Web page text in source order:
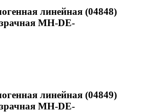
линейная (04848)
MH-DE-
линейная (04849)
MH-DE-